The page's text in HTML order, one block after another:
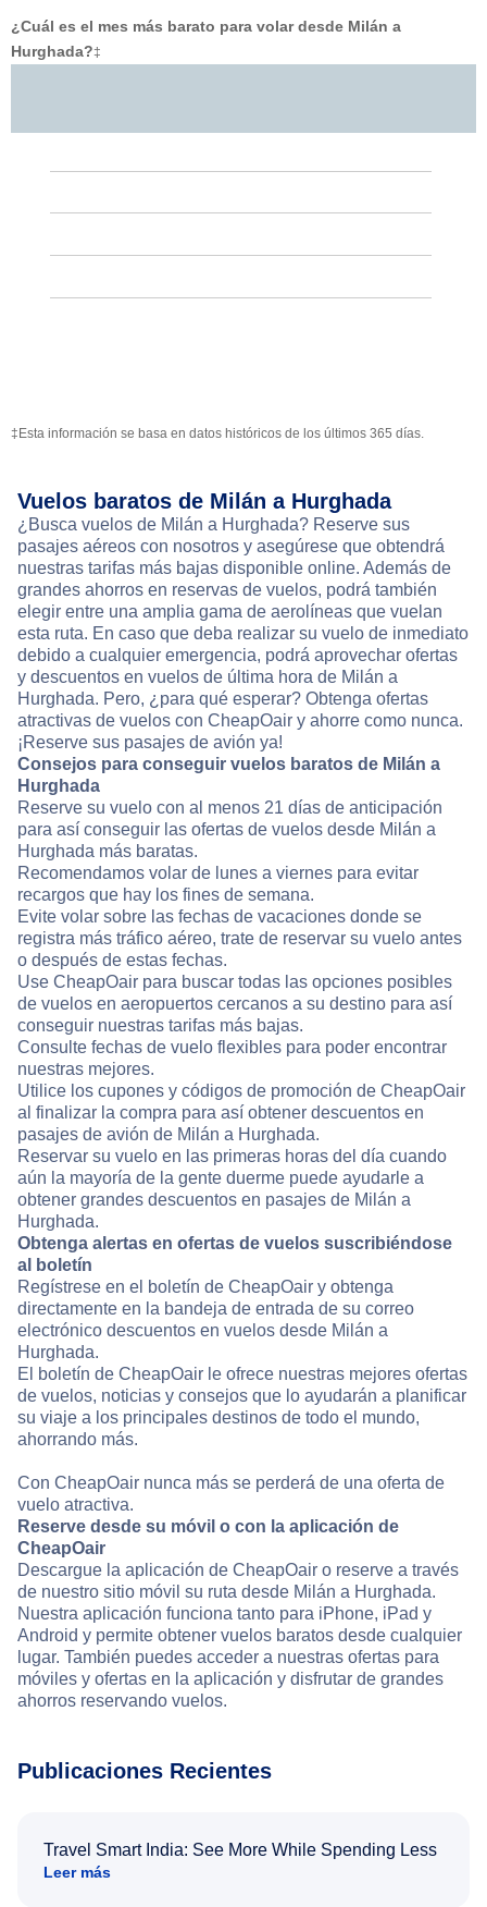
¿Cuál es el mes más barato para volar desde Milán a
Hurghada?‡
‡Esta información se basa en datos históricos de los últimos 365 días.
Vuelos baratos de Milán a Hurghada
¿Busca vuelos de Milán a Hurghada? Reserve sus
pasajes aéreos con nosotros y asegúrese que obtendrá
nuestras tarifas más bajas disponible online. Además de
grandes ahorros en reservas de vuelos, podrá también
elegir entre una amplia gama de aerolíneas que vuelan
esta ruta. En caso que deba realizar su vuelo de inmediato
debido a cualquier emergencia, podrá aprovechar ofertas
y descuentos en vuelos de última hora de Milán a
Hurghada. Pero, ¿para qué esperar? Obtenga ofertas
atractivas de vuelos con CheapOair y ahorre como nunca.
¡Reserve sus pasajes de avión ya!
Consejos para conseguir vuelos baratos de Milán a
Hurghada
Reserve su vuelo con al menos 21 días de anticipación
para así conseguir las ofertas de vuelos desde Milán a
Hurghada más baratas.
Recomendamos volar de lunes a viernes para evitar
recargos que hay los fines de semana.
Evite volar sobre las fechas de vacaciones donde se
registra más tráfico aéreo, trate de reservar su vuelo antes
o después de estas fechas.
Use CheapOair para buscar todas las opciones posibles
de vuelos en aeropuertos cercanos a su destino para así
conseguir nuestras tarifas más bajas.
Consulte fechas de vuelo flexibles para poder encontrar
nuestras mejores.
Utilice los cupones y códigos de promoción de CheapOair
al finalizar la compra para así obtener descuentos en
pasajes de avión de Milán a Hurghada.
Reservar su vuelo en las primeras horas del día cuando
aún la mayoría de la gente duerme puede ayudarle a
obtener grandes descuentos en pasajes de Milán a
Hurghada.
Obtenga alertas en ofertas de vuelos suscribiéndose
al boletín
Regístrese en el boletín de CheapOair y obtenga
directamente en la bandeja de entrada de su correo
electrónico descuentos en vuelos desde Milán a
Hurghada.
El boletín de CheapOair le ofrece nuestras mejores ofertas
de vuelos, noticias y consejos que lo ayudarán a planificar
su viaje a los principales destinos de todo el mundo,
ahorrando más.
Con CheapOair nunca más se perderá de una oferta de
vuelo atractiva.
Reserve desde su móvil o con la aplicación de
CheapOair
Descargue la aplicación de CheapOair o reserve a través
de nuestro sitio móvil su ruta desde Milán a Hurghada.
Nuestra aplicación funciona tanto para iPhone, iPad y
Android y permite obtener vuelos baratos desde cualquier
lugar. También puedes acceder a nuestras ofertas para
móviles y ofertas en la aplicación y disfrutar de grandes
ahorros reservando vuelos.
Publicaciones Recientes
Travel Smart India: See More While Spending Less
Leer más